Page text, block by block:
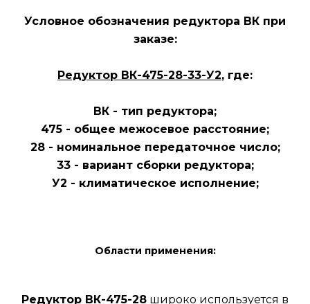
Условное обозначения редуктора ВК при
заказе:
Редуктор ВК-475-28-33-У2, где:
ВК - тип редуктора;
475 - общее межосевое расстояние;
28 - номинальное передаточное число;
33 - вариант сборки редуктора;
У2 - климатическое исполнение;
Области применения:
Редуктор ВК-475-28 широко используется в